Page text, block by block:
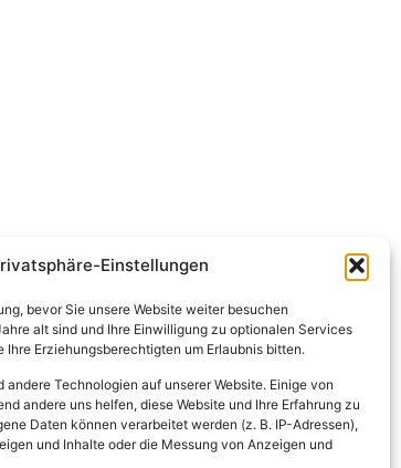
Einstellungen
bevor Sie unsere Website weiter besuchen
alt sind und Ihre Einwilligung zu optionalen Services
Ihre Erziehungsberechtigten um Erlaubnis bitten.
Technologien auf unserer Website. Einige von
andere uns helfen, diese Website und Ihre Erfahrung zu
Daten können verarbeitet werden (z. B. IP-Adressen),
und Inhalte oder die Messung von Anzeigen und